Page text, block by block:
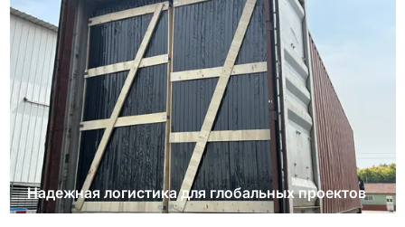
Надежная логистика для глобальных проектов